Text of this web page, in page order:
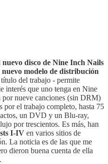
nuevo disco de Nine Inch Nails
modelo de distribución
del trabajo - permite
interés que uno tenga en Nine
por nueve canciones (sin DRM)
el trabajo completo, hasta 75
un DVD y un Blu-ray,
por trescientos. Es más, han
I-IV en varios sitios de
La noticia es de las que me
dieron buena cuenta de ella
.